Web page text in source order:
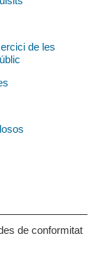
de les
de conformitat